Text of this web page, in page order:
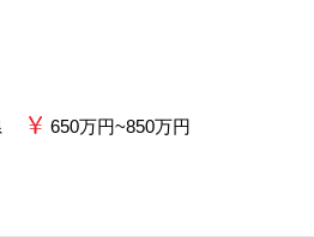
650万円~850万円